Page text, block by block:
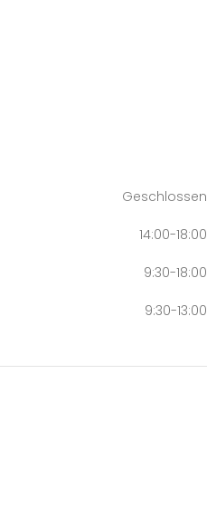
Geschlossen
14:00-18:00
9:30-18:00
9:30-13:00